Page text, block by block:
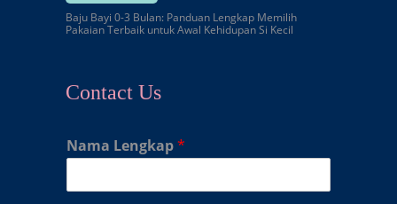
Baju Bayi 0-3 Bulan: Panduan Lengkap Memilih
Pakaian Terbaik untuk Awal Kehidupan Si Kecil
Contact Us
Nama Lengkap*